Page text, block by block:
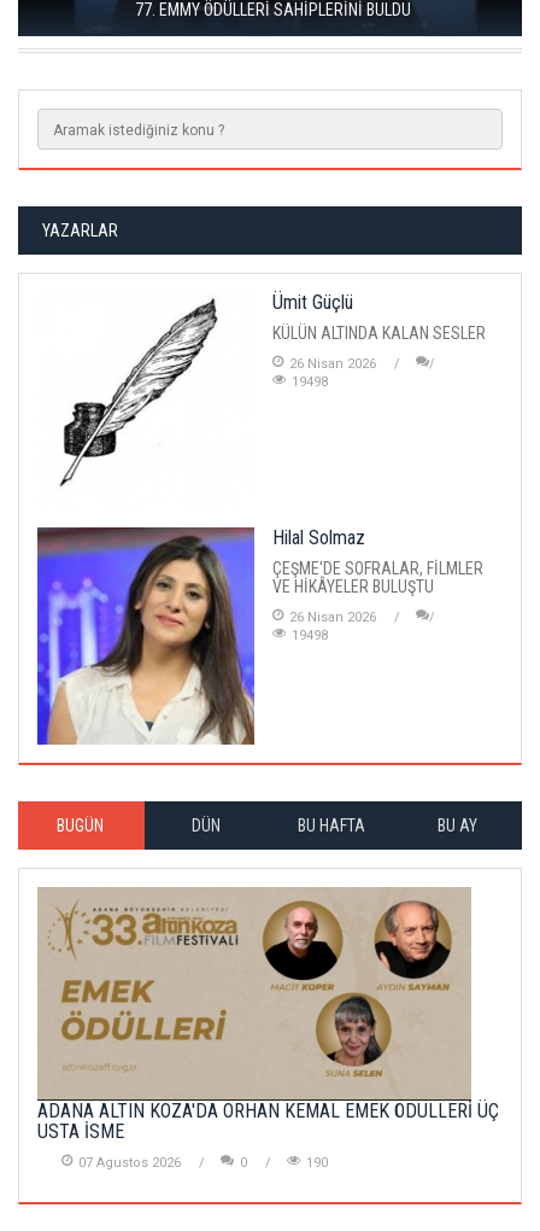
SAHIPLERINI BULDU
YAZARLAR
Ümit Güçlü
KÜLÜN ALTINDA KALAN SESLER
26 Nisan 2026
19498
Hilal Solmaz
ÇEŞME'DE SOFRALAR, FİLMLER
VE HİKÂYELER BULUŞTU
26 Nisan 2026
19498
BUGÜN DÜN BU HAFTA BU AY
ADANA ALTIN KOZA'DA ORHAN KEMAL EMEK ÖDÜLLERİ ÜÇ
USTA İSME
07 Agustos 2026 0 190